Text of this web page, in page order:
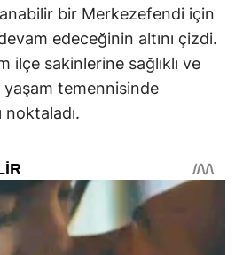
bir Merkezefendi için
edeceğinin altını çizdi.
ilçe sakinlerine sağlıklı ve
yaşam temennisinde
noktaladı.